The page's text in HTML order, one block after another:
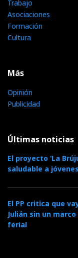
Trabajo
Asociaciones
Formación
Cultura
Más
Opinión
Publicidad
Últimas noticias
El proyecto ‘La
saludable a
El PP critica que
Julián sin un
ferial